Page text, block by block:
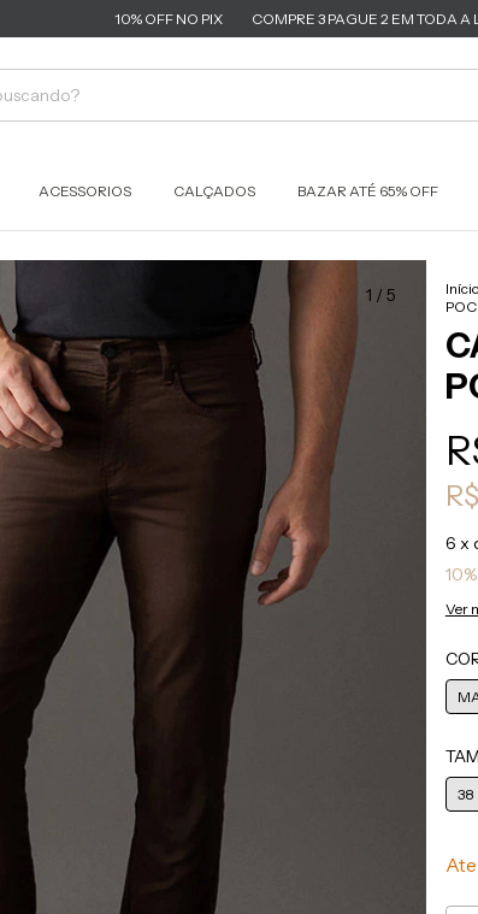
10% OFF NO PIX COMPRE 3 PAGUE 2 EM TODA A LOJA!
ACESSORIOS CALÇADOS BAZAR ATÉ 65% OFF
1 / 5 Início
6 x
Ver
38